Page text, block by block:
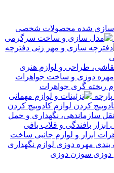
محصولات شخصی
دفترچه
طراحی و لوازم هنری
مهره دوزی و ساخت جواهرات
ریخته گری جواهرات
پارچه
لوازم کادوپیچ کردن
سازماندهی، نگهداری و حمل
ابزار بافندگی و قلاب بافی
ابزار و لوازم جانبی ساخت
لوازم نگهداری
سوزن دوزی